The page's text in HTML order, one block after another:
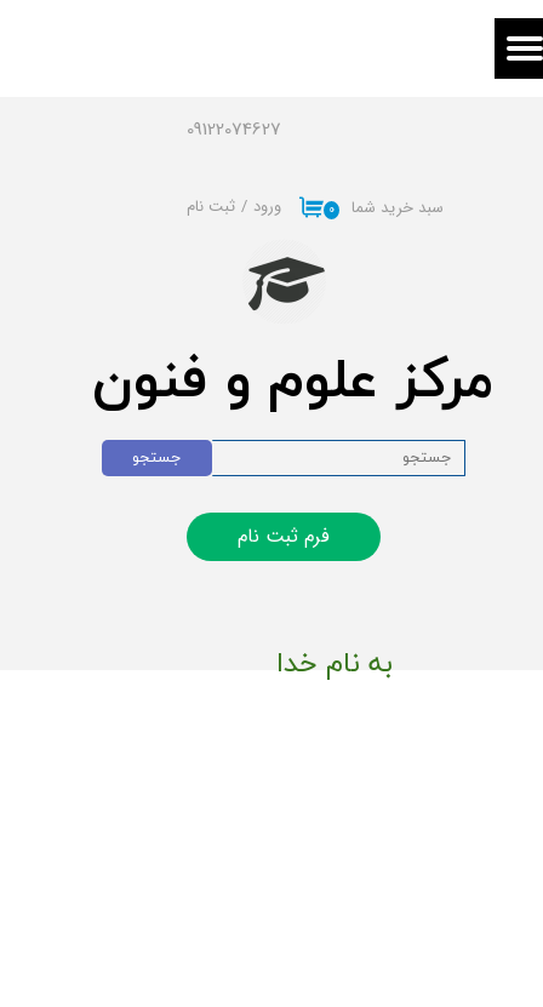
09122074627
مرکز علوم و فنون
۰ سبد خرید شما ورود / ثبت نام
حساب کاربری من
خروج از حساب کاربری
فرم ثبت نام
جستجو
به نام خدا